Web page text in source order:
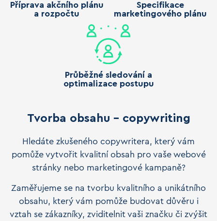
Příprava akčního plánu
a rozpočtu
Specifikace
marketingového plánu
Průběžné sledování a
optimalizace postupu
Tvorba obsahu - copywriting
Hledáte zkušeného copywritera, který vám
pomůže vytvořit kvalitní obsah pro vaše webové
stránky nebo marketingové kampaně?
Zaměřujeme se na tvorbu kvalitního a unikátního
obsahu, který vám pomůže budovat důvěru i
vztah se zákazníky, zviditelnit vaši značku či zvýšit